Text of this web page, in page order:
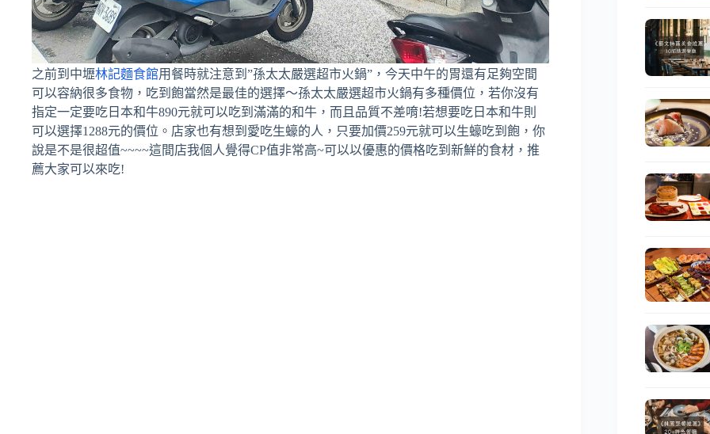
之前到中壢林記麵食館用餐時就注意到”孫太太嚴選超市火鍋”，今天中午的胃還有足夠空間
可以容納很多食物，吃到飽當然是最佳的選擇～孫太太嚴選超市火鍋有多種價位，若你沒有
指定一定要吃日本和牛890元就可以吃到滿滿的和牛，而且品質不差唷!若想要吃日本和牛則
可以選擇1288元的價位。店家也有想到愛吃生蠔的人，只要加價259元就可以生蠔吃到飽，你
說是不是很超值~~~~這間店我個人覺得CP值非常高~可以以優惠的價格吃到新鮮的食材，推
薦大家可以來吃!